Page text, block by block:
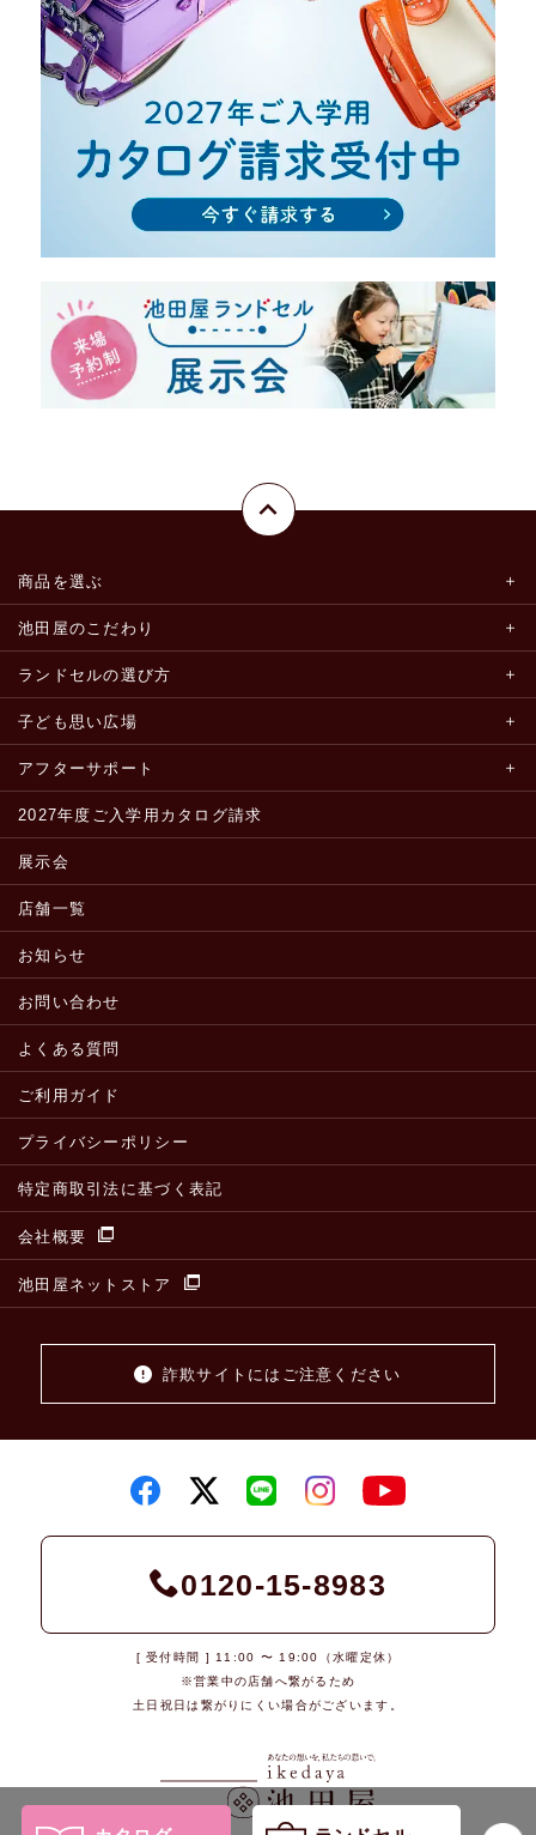
商品を選ぶ
池田屋のこだわり
ランドセルの選び方
子ども思い広場
アフターサポート
2027年度ご入学用カタログ請求
展示会
店舗一覧
お知らせ
お問い合わせ
よくある質問
ご利用ガイド
プライバシーポリシー
特定商取引法に基づく表記
会社概要
池田屋ネットストア
詐欺サイトにはご注意ください
0120-15-8983
[ 受付時間 ] 11:00 〜 19:00（水曜定休）
※営業中の店舗へ繋がるため
土日祝日は繋がりにくい場合がございます。